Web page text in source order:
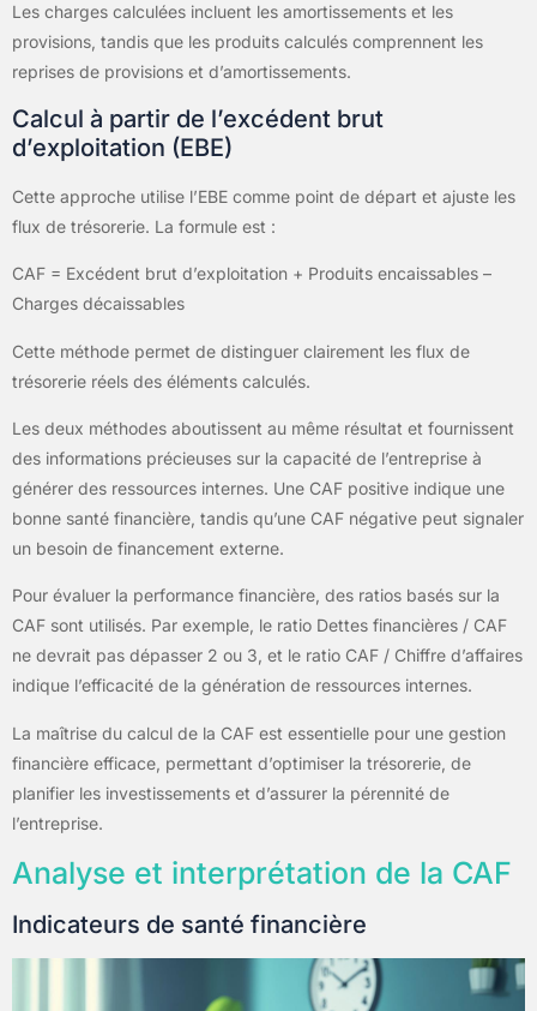
Les charges calculées incluent les amortissements et les
provisions, tandis que les produits calculés comprennent les
reprises de provisions et d’amortissements.
Calcul à partir de l’excédent brut
d’exploitation (EBE)
Cette approche utilise l’EBE comme point de départ et ajuste les
flux de trésorerie. La formule est :
CAF = Excédent brut d’exploitation + Produits encaissables –
Charges décaissables
Cette méthode permet de distinguer clairement les flux de
trésorerie réels des éléments calculés.
Les deux méthodes aboutissent au même résultat et fournissent
des informations précieuses sur la capacité de l’entreprise à
générer des ressources internes. Une CAF positive indique une
bonne santé financière, tandis qu’une CAF négative peut signaler
un besoin de financement externe.
Pour évaluer la performance financière, des ratios basés sur la
CAF sont utilisés. Par exemple, le ratio Dettes financières / CAF
ne devrait pas dépasser 2 ou 3, et le ratio CAF / Chiffre d’affaires
indique l’efficacité de la génération de ressources internes.
La maîtrise du calcul de la CAF est essentielle pour une gestion
financière efficace, permettant d’optimiser la trésorerie, de
planifier les investissements et d’assurer la pérennité de
l’entreprise.
Analyse et interprétation de la CAF
Indicateurs de santé financière